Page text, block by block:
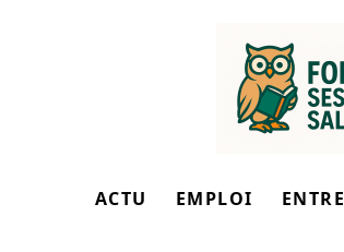
ACTU EMPLOI